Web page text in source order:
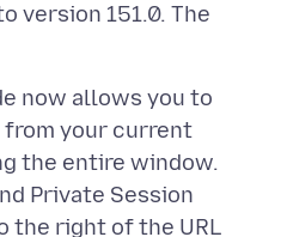
version 151.0. The
now allows you to
your current
the entire window.
Private Session
the right of the URL